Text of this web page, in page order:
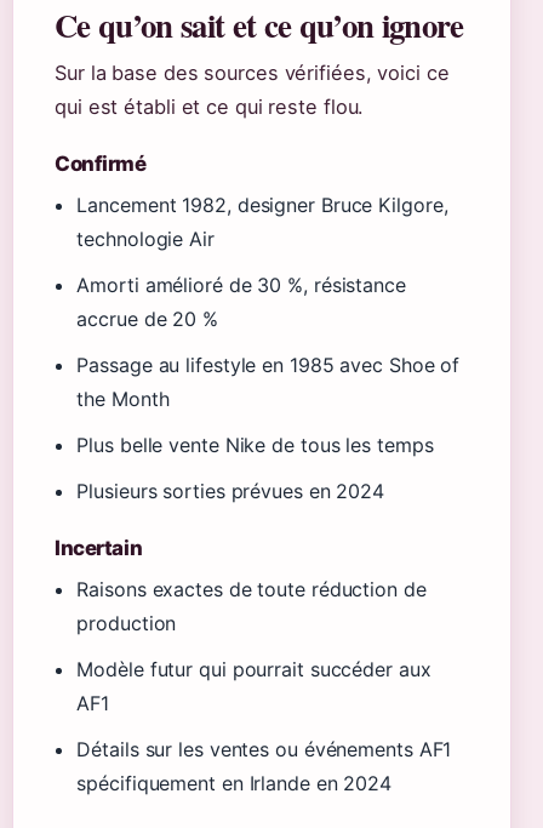
Ce qu’on sait et ce qu’on ignore
Sur la base des sources vérifiées, voici ce
qui est établi et ce qui reste flou.
Confirmé
Lancement 1982, designer Bruce Kilgore,
technologie Air
Amorti amélioré de 30 %, résistance
accrue de 20 %
Passage au lifestyle en 1985 avec Shoe of
the Month
Plus belle vente Nike de tous les temps
Plusieurs sorties prévues en 2024
Incertain
Raisons exactes de toute réduction de
production
Modèle futur qui pourrait succéder aux
AF1
Détails sur les ventes ou événements AF1
spécifiquement en Irlande en 2024